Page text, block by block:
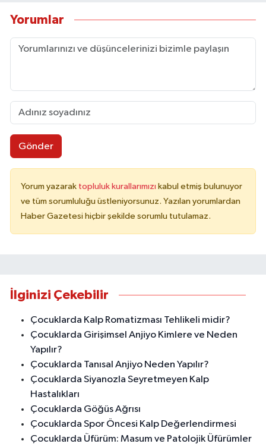
Yorumlar
Gönder
Yorum yazarak topluluk kurallarımızı kabul etmiş bulunuyor
ve tüm sorumluluğu üstleniyorsunuz. Yazılan yorumlardan
Haber Gazetesi hiçbir şekilde sorumlu tutulamaz.
İlginizi Çekebilir
Çocuklarda Kalp Romatizması Tehlikeli midir?
Çocuklarda Girişimsel Anjiyo Kimlere ve Neden
Yapılır?
Çocuklarda Tanısal Anjiyo Neden Yapılır?
Çocuklarda Siyanozla Seyretmeyen Kalp
Hastalıkları
Çocuklarda Göğüs Ağrısı
Çocuklarda Spor Öncesi Kalp Değerlendirmesi
Çocuklarda Üfürüm: Masum ve Patolojik Üfürümler